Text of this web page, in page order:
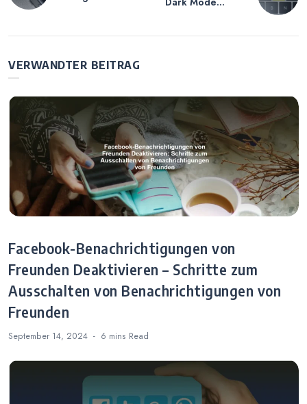
Wiederherstellu
Instagram-Kontos
Samsung –
Geräten
VERWANDTER BEITRAG
Facebook-Benachrichtigungen von
Freunden Deaktivieren – Schritte zum
Ausschalten von Benachrichtigungen von
Freunden
September 14, 2024 6 mins Read